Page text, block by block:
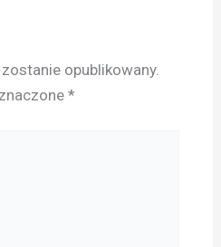
opublikowany.
*